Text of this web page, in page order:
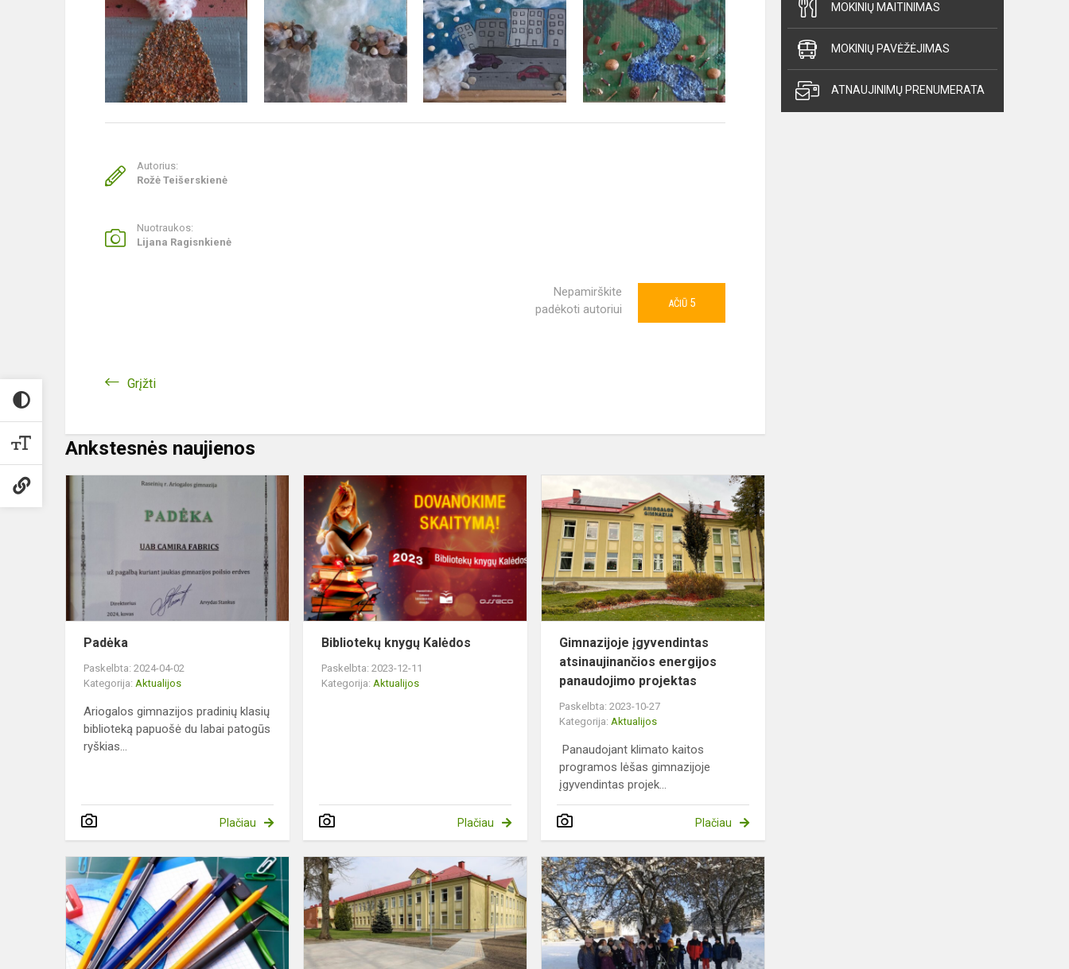
Autorius:
Rožė Teišerskienė
Nuotraukos:
Lijana Ragisnkienė
Nepamirškite
padėkoti autoriui
AČIŪ 5
Grįžti
Ankstesnės naujienos
Padėka
Padėka
Paskelbta: 2024-04-02
Kategorija: Aktualijos
Ariogalos gimnazijos pradinių klasių
biblioteką papuošė du labai patogūs
ryškias...
Plačiau
knygų
Kalėdos
Bibliotekų knygų Kalėdos
Paskelbta: 2023-12-11
Kategorija:Aktualijos
Plačiau
Gimnazijoje
įgyvendintas
atsinaujinančios
energijos
panaudo...
Gimnazijoje įgyvendintas
atsinaujinančios energijos
panaudojimo projektas
Paskelbta: 2023-10-27
Kategorija:Aktualijos
Panaudojant klimato kaitos
programos lėšas gimnazijoje
įgyvendintas projek...
Plačiau
Pirmoko
krepšelis
Ariogalos
gimnazijoje
įgyvendintas
kiemo
aikštelės
projekta...
Globojame
paukštelius
MOKINIŲ MAITINIMAS
MOKINIŲ PAVĖŽĖJIMAS
ATNAUJINIMŲ PRENUMERATA